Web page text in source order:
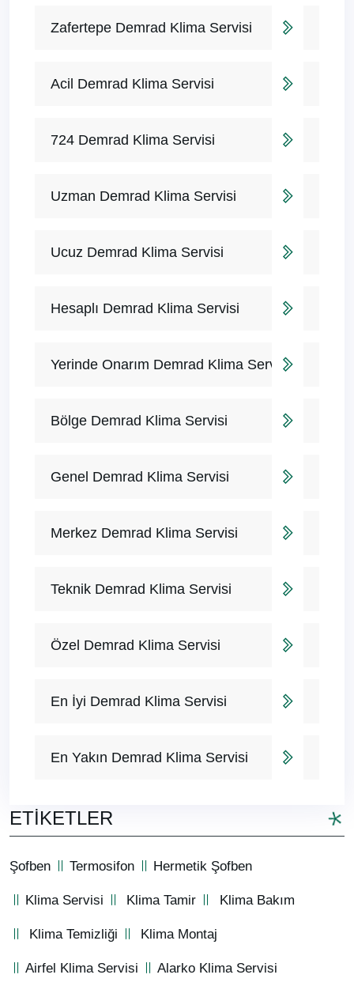
Zafertepe Demrad Klima Servisi
Acil Demrad Klima Servisi
724 Demrad Klima Servisi
Uzman Demrad Klima Servisi
Ucuz Demrad Klima Servisi
Hesaplı Demrad Klima Servisi
Yerinde Onarım Demrad Klima Servisi
Bölge Demrad Klima Servisi
Genel Demrad Klima Servisi
Merkez Demrad Klima Servisi
Teknik Demrad Klima Servisi
Özel Demrad Klima Servisi
En İyi Demrad Klima Servisi
En Yakın Demrad Klima Servisi
ETIKETLER
Şofben Termosifon Hermetik Şofben
Klima Servisi Klima Tamir Klima Bakım
Klima Temizliği Klima Montaj
Airfel Klima Servisi Alarko Klima Servisi